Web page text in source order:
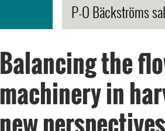
P-O Bäckströms
Balancing the
machinery in
new